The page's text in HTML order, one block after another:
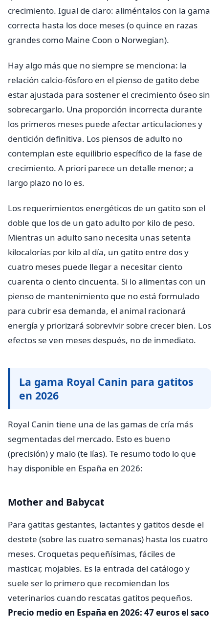
crecimiento. Igual de claro: aliméntalos con la gama
correcta hasta los doce meses (o quince en razas
grandes como Maine Coon o Norwegian).
Hay algo más que no siempre se menciona: la
relación calcio-fósforo en el pienso de gatito debe
estar ajustada para sostener el crecimiento óseo sin
sobrecargarlo. Una proporción incorrecta durante
los primeros meses puede afectar articulaciones y
dentición definitiva. Los piensos de adulto no
contemplan este equilibrio específico de la fase de
crecimiento. A priori parece un detalle menor; a
largo plazo no lo es.
Los requerimientos energéticos de un gatito son el
doble que los de un gato adulto por kilo de peso.
Mientras un adulto sano necesita unas setenta
kilocalorías por kilo al día, un gatito entre dos y
cuatro meses puede llegar a necesitar ciento
cuarenta o ciento cincuenta. Si lo alimentas con un
pienso de mantenimiento que no está formulado
para cubrir esa demanda, el animal racionará
energía y priorizará sobrevivir sobre crecer bien. Los
efectos se ven meses después, no de inmediato.
La gama Royal Canin para gatitos
en 2026
Royal Canin tiene una de las gamas de cría más
segmentadas del mercado. Esto es bueno
(precisión) y malo (te lías). Te resumo todo lo que
hay disponible en España en 2026:
Mother and Babycat
Para gatitas gestantes, lactantes y gatitos desde el
destete (sobre las cuatro semanas) hasta los cuatro
meses. Croquetas pequeñísimas, fáciles de
masticar, mojables. Es la entrada del catálogo y
suele ser lo primero que recomiendan los
veterinarios cuando rescatas gatitos pequeños.
Precio medio en España en 2026: 47 euros el saco